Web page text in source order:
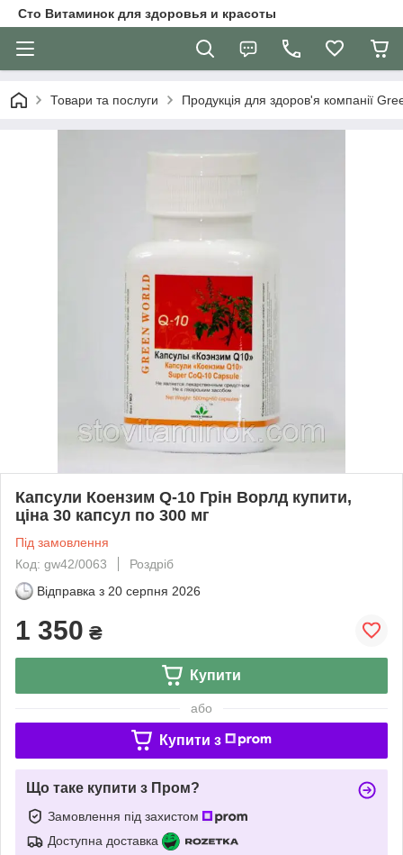
Сто Витаминок для здоровья и красоты
Товари та послуги Продукція для здоров'я компанії
Капсули Коензим Q-10 Грін Ворлд купити,
ціна 30 капсул по 300 мг
Під замовлення
Код: gw42/0063
Роздріб
Відправка з 20 серпня 2026
1 350 ₴
Купити
або
Купити з
Що таке купити з Пром?
Замовлення під захистом
Доступна доставка